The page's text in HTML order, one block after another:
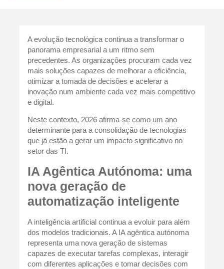
A evolução tecnológica continua a transformar o
panorama empresarial a um ritmo sem
precedentes. As organizações procuram cada vez
mais soluções capazes de melhorar a eficiência,
otimizar a tomada de decisões e acelerar a
inovação num ambiente cada vez mais competitivo
e digital.
Neste contexto, 2026 afirma-se como um ano
determinante para a consolidação de tecnologias
que já estão a gerar um impacto significativo no
setor das TI.
IA Agêntica Autónoma: uma
nova geração de
automatização inteligente
A inteligência artificial continua a evoluir para além
dos modelos tradicionais. A IA agêntica autónoma
representa uma nova geração de sistemas
capazes de executar tarefas complexas, interagir
com diferentes aplicações e tomar decisões com